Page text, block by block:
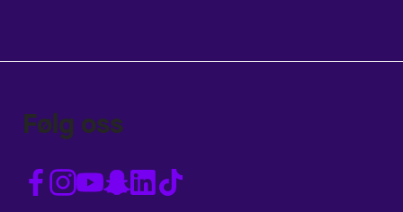
Følg oss